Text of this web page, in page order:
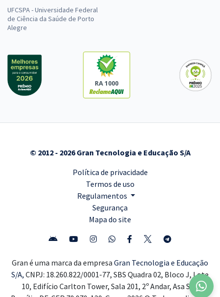
UFCSPA - Universidade Federal
de Ciência da Saúde de Porto
Alegre
RA 1000
© 2012 - 2026 Gran Tecnologia e Educação S/A
Política de privacidade
Termos de uso
Regulamentos
Segurança
Mapa do site
Gran é uma marca da empresa Gran Tecnologia e Educação
S/A, CNPJ: 18.260.822/0001-77, SBS Quadra 02, Bloco J, Lote
10, Edifício Carlton Tower, Sala 201, 2º Andar, Asa Sul,